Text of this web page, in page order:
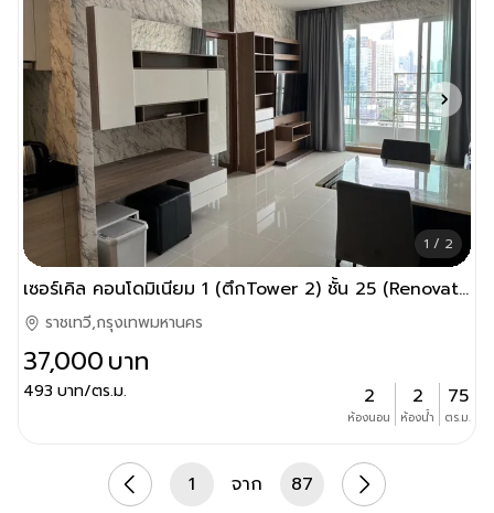
1 / 2
เซอร์เคิล คอนโดมิเนียม 1 (ตึกTower 2) ชั้น 25 (Renovate ใหม่) พร้อมอยู่!
ราชเทวี,กรุงเทพมหานคร
37,000บาท
493 บาท/ตร.ม. 2
ห้องนอน
2
ห้องน้ำ
75
ตร.ม.
1 จาก 87